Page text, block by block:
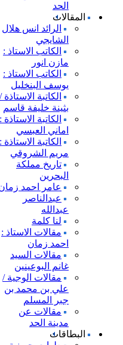
الحد
المقالات
الرائد انس هلال
الشايجي
الكاتب الاستاذ :
مازن انور
الكاتب الاستاذ :
يوسف البنخليل
الكاتبة الاستاذة /
بثينة خليفة قاسم
الكاتبة الاستاذة :
اماني العبسي
الكاتبة الاستاذة :
مريم الشروقي
تاريخ مملكة
البحرين
عامر احمد
عبدالناصر
عبدالله
لنا كلمة
مقالات الاستاذ :
احمد زمان
مقالات السيد
غانم البوعينين
مقالات الوجية /
علي بن محمد بن
جبر المسلم
مقالات عن
مدينة الحد
البطاقات